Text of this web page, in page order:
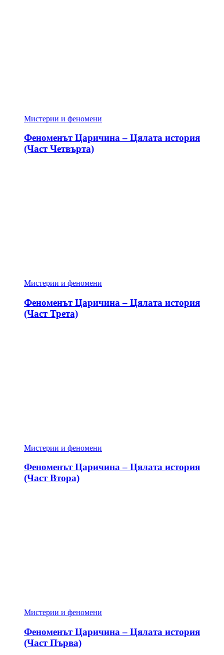
Мистерии и феномени
Феноменът Царичина – Цялата история
(Част Четвърта)
Мистерии и феномени
Феноменът Царичина – Цялата история
(Част Трета)
Мистерии и феномени
Феноменът Царичина – Цялата история
(Част Втора)
Мистерии и феномени
Феноменът Царичина – Цялата история
(Част Първа)